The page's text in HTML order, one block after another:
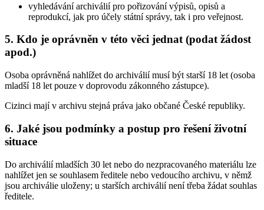
vyhledávání archiválií pro pořizování výpisů, opisů a
reprodukcí, jak pro účely státní správy, tak i pro veřejnost.
5. Kdo je oprávněn v této věci jednat (podat žádost
apod.)
Osoba oprávněná nahlížet do archiválií musí být starší 18 let (osoba
mladší 18 let pouze v doprovodu zákonného zástupce).
Cizinci mají v archivu stejná práva jako občané České republiky.
6. Jaké jsou podmínky a postup pro řešení životní
situace
Do archiválií mladších 30 let nebo do nezpracovaného materiálu lze
nahlížet jen se souhlasem ředitele nebo vedoucího archivu, v němž
jsou archiválie uloženy; u starších archiválií není třeba žádat souhlas
ředitele.